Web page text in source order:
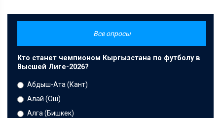
Все опросы
Кто станет чемпионом Кыргызстана по футболу в
Высшей Лиге-2026?
Абдыш-Ата (Кант)
Алай (Ош)
Алга (Бишкек)